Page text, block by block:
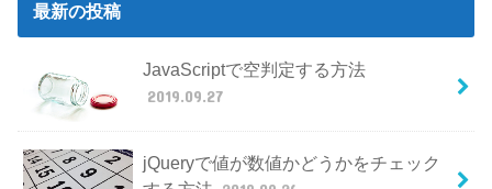
最新の投稿
JavaScriptで空判定する方法
2019.09.27
jQueryで値が数値かどうかをチェック